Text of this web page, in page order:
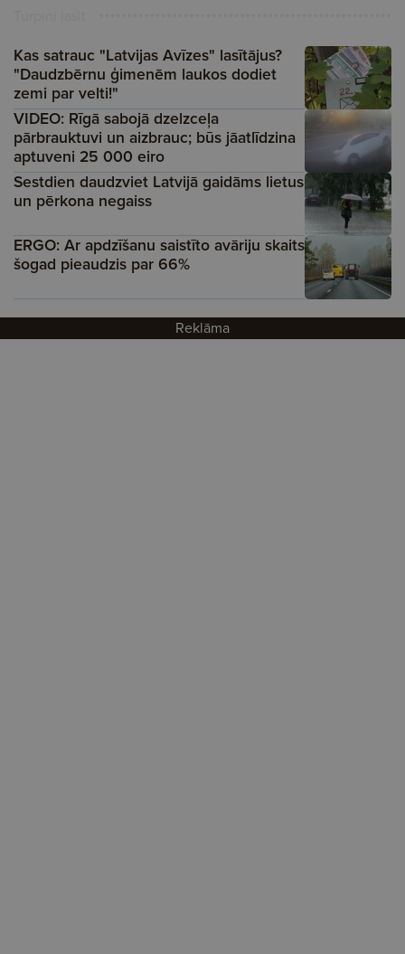
Kas satrauc "Latvijas Avīzes" lasītājus?
"Daudzbērnu ģimenēm laukos dodiet
zemi par velti!"
VIDEO: Rīgā sabojā dzelzceļa
pārbrauktuvi un aizbrauc; būs jāatlīdzina
aptuveni 25 000 eiro
Sestdien daudzviet Latvijā gaidāms lietus
un pērkona negaiss
ERGO: Ar apdzīšanu saistīto avāriju skaits
šogad pieaudzis par 66%
Reklāma